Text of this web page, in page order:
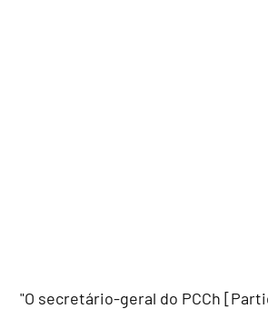
"O secretário-geral do PCCh